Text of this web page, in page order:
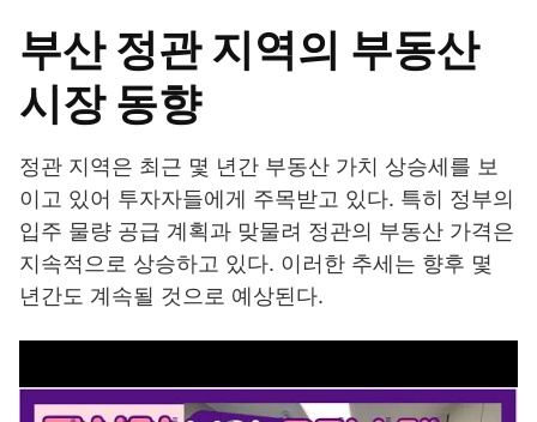
부산 정관 지역의 부동산
시장 동향
정관 지역은 최근 몇 년간 부동산 가치 상승세를 보
이고 있어 투자자들에게 주목받고 있다. 특히 정부의
입주 물량 공급 계획과 맞물려 정관의 부동산 가격은
지속적으로 상승하고 있다. 이러한 추세는 향후 몇
년간도 계속될 것으로 예상된다.